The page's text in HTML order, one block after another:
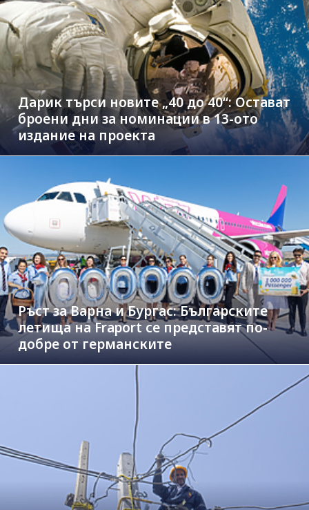
Дарик търси новите „40 до 40“: Остават
броени дни за номинации в 13-ото
издание на проекта
Ръст за Варна и Бургас: Българските
летища на Fraport се представят по-
добре от германските